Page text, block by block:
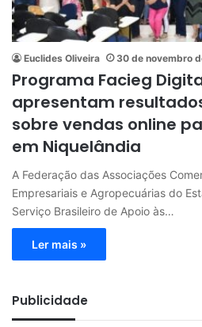
Euclides Oliveira 30 de novembro
Programa Facieg
apresentam
sobre vendas online
em Niquelândia
A Federação das Associações
Empresariais e Agropecuárias do
Serviço Brasileiro de Apoio às…
Ler mais »
Publicidade